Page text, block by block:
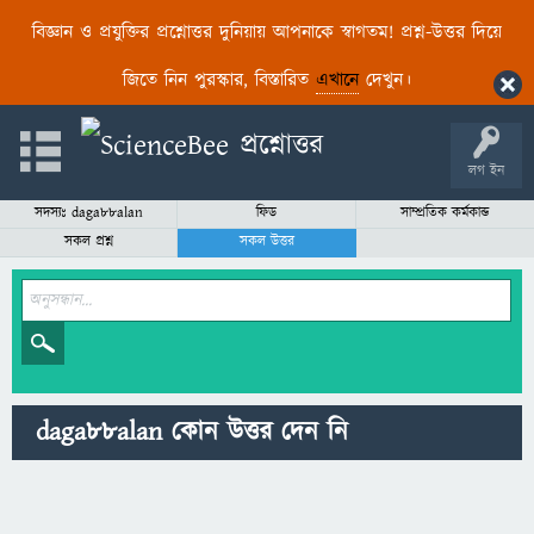
বিজ্ঞান ও প্রযুক্তির প্রশ্নোত্তর দুনিয়ায় আপনাকে স্বাগতম! প্রশ্ন-উত্তর দিয়ে
জিতে নিন পুরস্কার, বিস্তারিত এখানেদেখুন।
লগ ইন
সদস্যঃ daga88alan ফিড
সাম্প্রতিক কর্মকান্ড
সকল প্রশ্ন
সকল উত্তর
daga88alan কোন উত্তর দেন নি